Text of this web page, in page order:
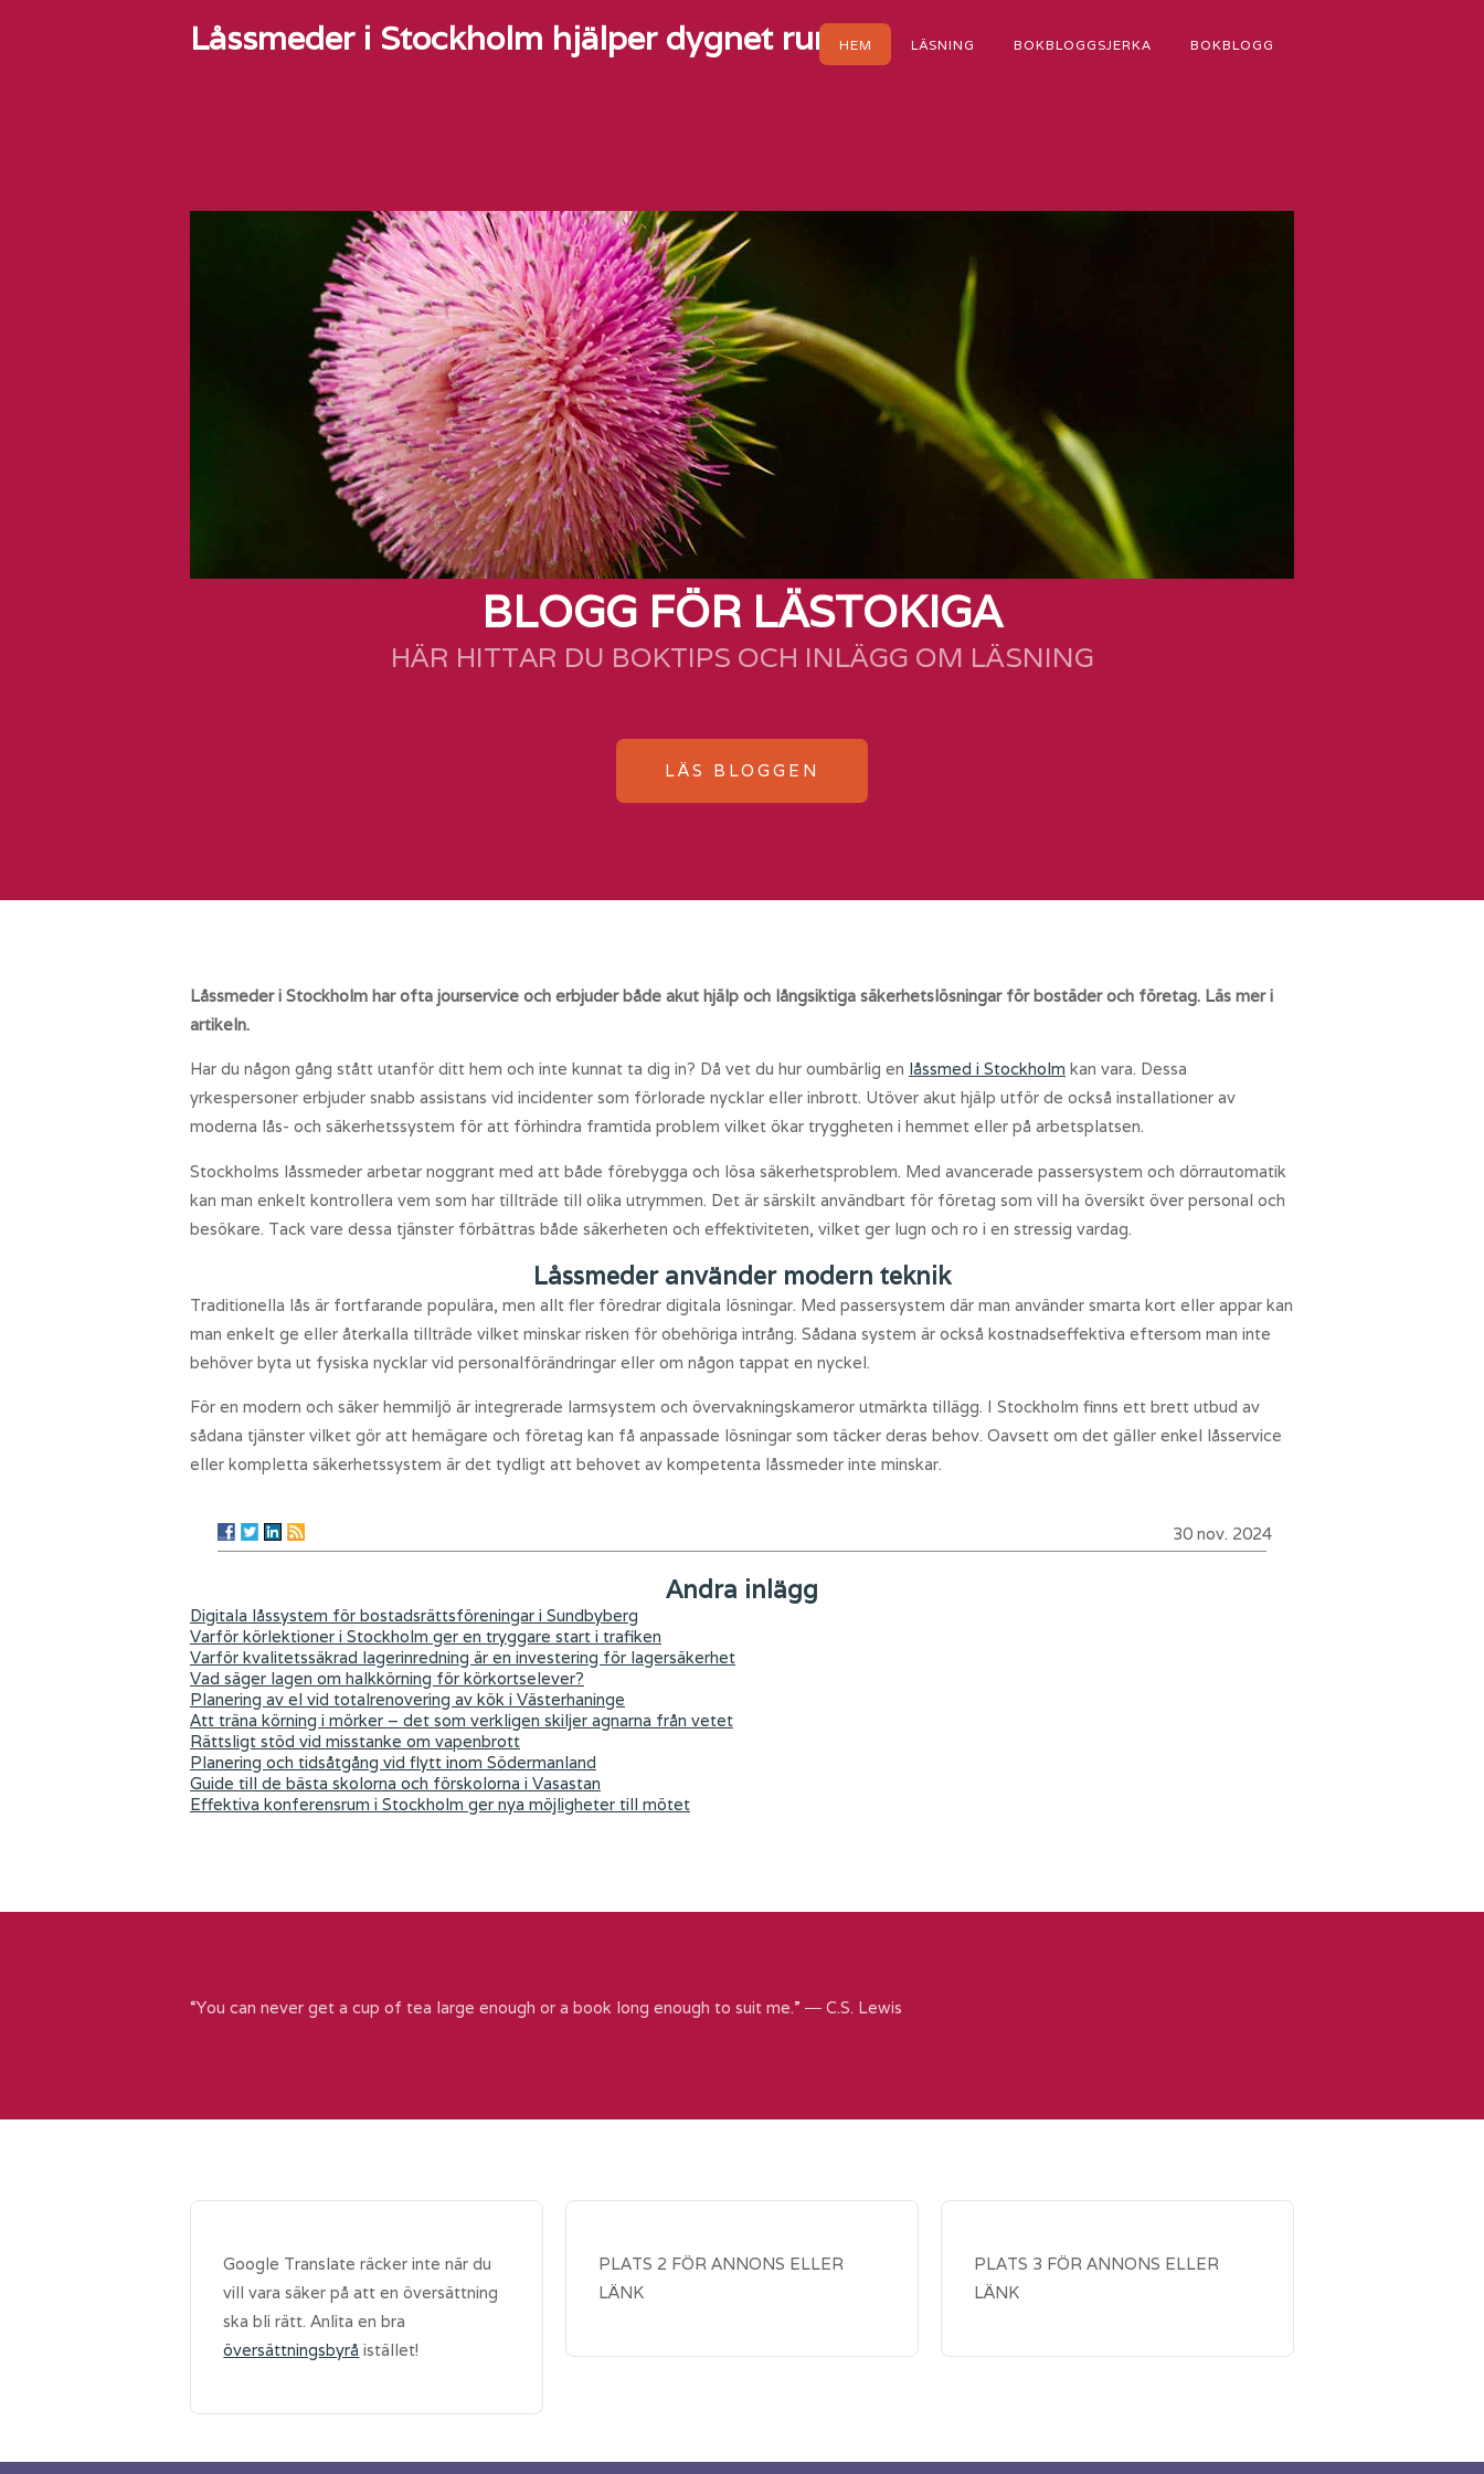
Låssmeder i Stockholm hjälper dygnet runtHEM LÄSNING BOKBLOGGSJERKA BOKBLOGG
BLOGG FÖR LÄSTOKIGA
HÄR HITTAR DU BOKTIPS OCH INLÄGG OM LÄSNING
LÄS BLOGGEN
Låssmeder i Stockholm har ofta jourservice och erbjuder både akut hjälp och långsiktiga säkerhetslösningar för bostäder och företag. Läs mer i
artikeln.
Har du någon gång stått utanför ditt hem och inte kunnat ta dig in? Då vet du hur oumbärlig en låssmed i Stockholm kan vara. Dessa
yrkespersoner erbjuder snabb assistans vid incidenter som förlorade nycklar eller inbrott. Utöver akut hjälp utför de också installationer av
moderna lås- och säkerhetssystem för att förhindra framtida problem vilket ökar tryggheten i hemmet eller på arbetsplatsen.
Stockholms låssmeder arbetar noggrant med att både förebygga och lösa säkerhetsproblem. Med avancerade passersystem och dörrautomatik
kan man enkelt kontrollera vem som har tillträde till olika utrymmen. Det är särskilt användbart för företag som vill ha översikt över personal och
besökare. Tack vare dessa tjänster förbättras både säkerheten och effektiviteten, vilket ger lugn och ro i en stressig vardag.
Låssmeder använder modern teknik
Traditionella lås är fortfarande populära, men allt fler föredrar digitala lösningar. Med passersystem där man använder smarta kort eller appar kan
man enkelt ge eller återkalla tillträde vilket minskar risken för obehöriga intrång. Sådana system är också kostnadseffektiva eftersom man inte
behöver byta ut fysiska nycklar vid personalförändringar eller om någon tappat en nyckel.
För en modern och säker hemmiljö är integrerade larmsystem och övervakningskameror utmärkta tillägg. I Stockholm finns ett brett utbud av
sådana tjänster vilket gör att hemägare och företag kan få anpassade lösningar som täcker deras behov. Oavsett om det gäller enkel låsservice
eller kompletta säkerhetssystem är det tydligt att behovet av kompetenta låssmeder inte minskar.
30 nov. 2024
Andra inlägg
Digitala låssystem för bostadsrättsföreningar i Sundbyberg
Varför körlektioner i Stockholm ger en tryggare start i trafiken
Varför kvalitetssäkrad lagerinredning är en investering för lagersäkerhet
Vad säger lagen om halkkörning för körkortselever?
Planering av el vid totalrenovering av kök i Västerhaninge
Att träna körning i mörker – det som verkligen skiljer agnarna från vetet
Rättsligt stöd vid misstanke om vapenbrott
Planering och tidsåtgång vid flytt inom Södermanland
Guide till de bästa skolorna och förskolorna i Vasastan
Effektiva konferensrum i Stockholm ger nya möjligheter till mötet
“You can never get a cup of tea large enough or a book long enough to suit me.” ― C.S. Lewis
Google Translate räcker inte när du
vill vara säker på att en översättning
ska bli rätt. Anlita en bra
översättningsbyrå istället!
PLATS 2 FÖR ANNONS ELLER
LÄNK
PLATS 3 FÖR ANNONS ELLER
LÄNK